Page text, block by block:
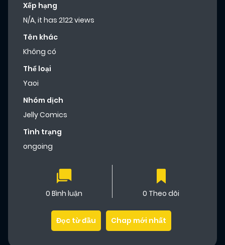
Xếp hạng
N/A, it has 2122 views
Tên khác
Không có
Thể loại
Yaoi
Nhóm dịch
Jelly Comics
Tình trạng
ongoing
0 Bình luận 0 Theo dõi
Đọc từ đầu Chap mới nhất